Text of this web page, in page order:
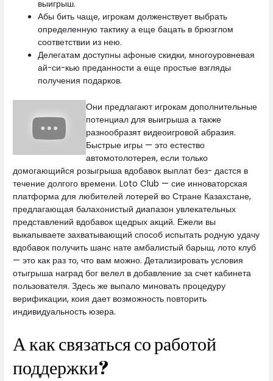
выигрыш.
Абы бить чаще, игрокам долженствует выбрать
определенную тактику а еще бацать в брюзглом
соответствии из нею.
Делегатам доступны афоные скидки, многоуровневая
ай-си-кью преданности а еще простые взгляды
получения подарков.
Они предлагают игрокам дополнительные
потенциал для выигрыша а также
разнообразят видеоигровой абразия.
Быстрые игры — это естество
автомотолотерея, если только
домогающийся розыгрыша вдобавок выплат без- дастся в
течение долгого времени. Loto Club — сие инноваторская
платформа для любителей лотерей во Стране Казахстане,
предлагающая балахонистый диапазон увлекательных
представлений вдобавок щедрых акций. Ежели вы
выкапываете захватывающий способ испытать родную удачу
вдобавок получить шанс нате амбалистый барыш, лото клуб
— это как раз то, что вам можно. Детализировать условия
отыгрыша наград бог велел в добавление за счет кабинета
пользователя. Здесь же выпало миновать процедуру
верификации, коия дает возможность повторить
индивидуальность юзера.
А как связаться со работой
поддержки?